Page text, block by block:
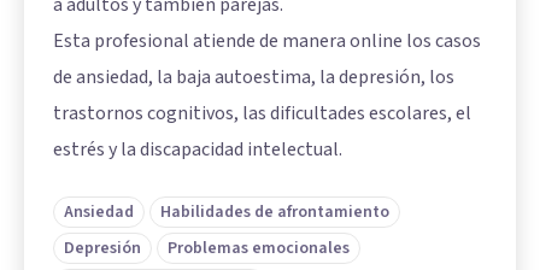
Esta profesional atiende de manera online los casos
de ansiedad, la baja autoestima, la depresión, los
trastornos cognitivos, las dificultades escolares, el
estrés y la discapacidad intelectual.
Ansiedad
Habilidades de afrontamiento
Depresión
Problemas emocionales